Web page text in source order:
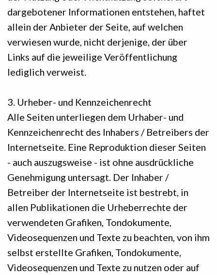
dargebotener Informationen entstehen, haftet
allein der Anbieter der Seite, auf welchen
verwiesen wurde, nicht derjenige, der über
Links auf die jeweilige Veröffentlichung
lediglich verweist.
3. Urheber- und Kennzeichenrecht
Alle Seiten unterliegen dem Urhaber- und
Kennzeichenrecht des Inhabers / Betreibers der
Internetseite. Eine Reproduktion dieser Seiten
- auch auszugsweise - ist ohne ausdrückliche
Genehmigung untersagt. Der Inhaber /
Betreiber der Internetseite ist bestrebt, in
allen Publikationen die Urheberrechte der
verwendeten Grafiken, Tondokumente,
Videosequenzen und Texte zu beachten, von ihm
selbst erstellte Grafiken, Tondokumente,
Videosequenzen und Texte zu nutzen oder auf